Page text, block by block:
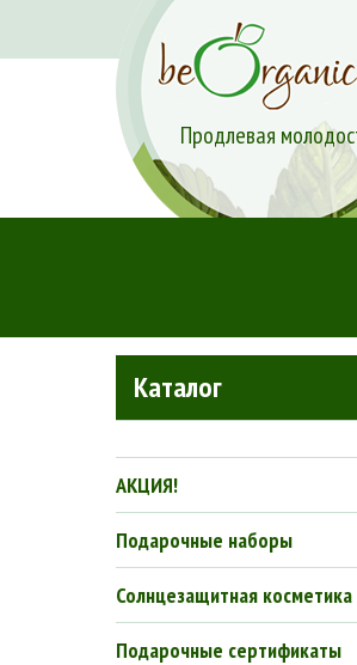
Продлевая
Поиск товаров по
Каталог
АКЦИЯ!
Подарочные наборы
Солнцезащитная косметика
Подарочные сертификаты